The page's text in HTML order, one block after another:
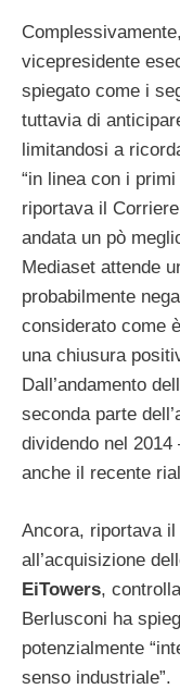
Complessivamente,
vicepresidente
spiegato come i
tuttavia di
limitandosi a
“in linea con i
riportava il
andata un pò
Mediaset attende
probabilmente
considerato come
una chiusura
Dall’andamento
seconda parte
dividendo nel 2014
anche il recente
Ancora, riportava
all’acquisizione
EiTowers,
Berlusconi ha
potenzialmente
senso industriale”.